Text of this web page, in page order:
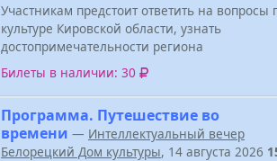
Участникам предстоит ответить на вопросы
культуре Кировской области, узнать
достопримечательности региона
Билеты в наличии: 30
Программа. Путешествие во
времени — Интеллектуальный вечер
Белорецкий Дом культуры, 14 августа 2026